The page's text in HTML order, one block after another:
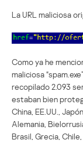
La URL maliciosa
Como ya he
maliciosa
recopilado 2.093
estaban bien
China, EE.UU.,
Alemania,
Brasil, Grecia,